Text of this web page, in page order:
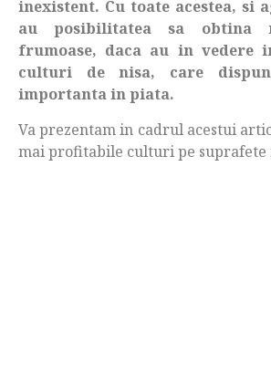
inexistent. Cu toate acestea,
au posibilitatea sa obtina
frumoase, daca au in vedere
culturi de nisa, care
importanta in piata.
Va prezentam in cadrul acestui
mai profitabile culturi pe suprafete